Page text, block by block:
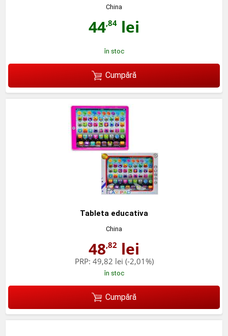
China
44,84 lei
în stoc
Cumpără
Tableta educativa
China
48,82 lei
PRP: 49,82 lei (-2,01%)
în stoc
Cumpără